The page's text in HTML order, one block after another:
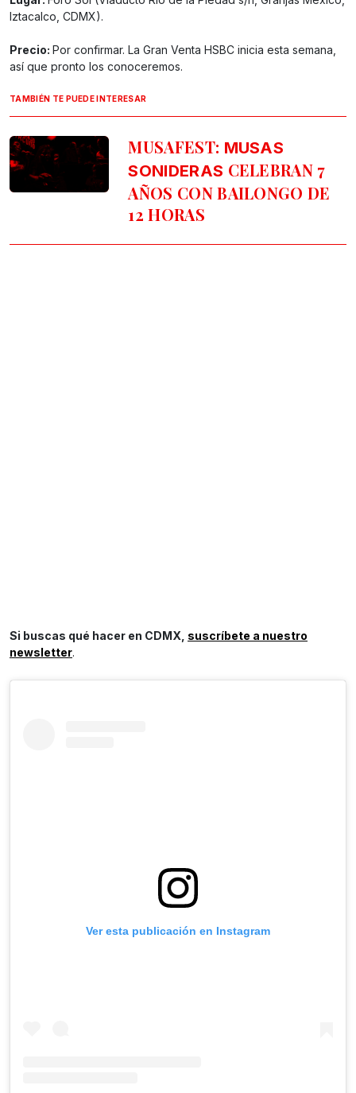
Iztacalco, CDMX).
Precio: Por confirmar. La Gran Venta HSBC inicia esta semana,
así que pronto los conoceremos.
TAMBIÉN TE PUEDE INTERESAR
MUSAFEST: MUSAS
SONIDERAS CELEBRAN 7
AÑOS CON BAILONGO DE
12 HORAS
Si buscas qué hacer en CDMX, suscríbete a nuestro
newsletter.
Ver esta publicación en Instagram